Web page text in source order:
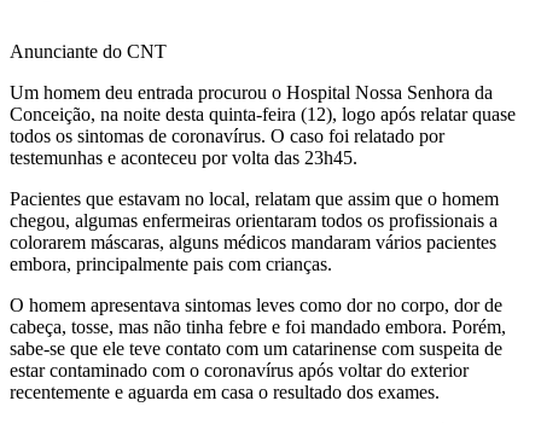
Anunciante do CNT
Um homem deu entrada procurou o Hospital Nossa Senhora da
Conceição, na noite desta quinta-feira (12), logo após relatar quase
todos os sintomas de coronavírus. O caso foi relatado por
testemunhas e aconteceu por volta das 23h45.
Pacientes que estavam no local, relatam que assim que o homem
chegou, algumas enfermeiras orientaram todos os profissionais a
colorarem máscaras, alguns médicos mandaram vários pacientes
embora, principalmente pais com crianças.
O homem apresentava sintomas leves como dor no corpo, dor de
cabeça, tosse, mas não tinha febre e foi mandado embora. Porém,
sabe-se que ele teve contato com um catarinense com suspeita de
estar contaminado com o coronavírus após voltar do exterior
recentemente e aguarda em casa o resultado dos exames.